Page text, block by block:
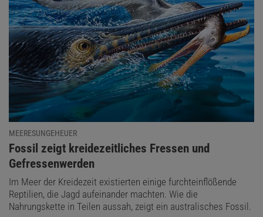
MEERESUNGEHEUER
:
Fossil zeigt kreidezeitliches Fressen und
Gefressenwerden
Im Meer der Kreidezeit existierten einige furchteinflößende
Reptilien, die Jagd aufeinander machten. Wie die
Nahrungskette in Teilen aussah, zeigt ein australisches Fossil.